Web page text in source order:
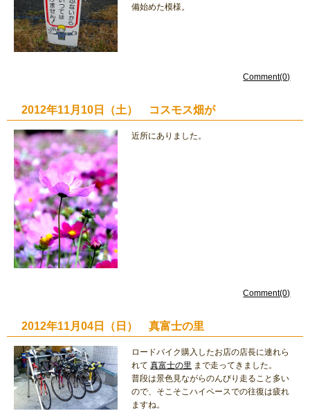
備始めた模様。
Comment(0)
2012年11月10日（土） コスモス畑が
近所にありました。
Comment(0)
2012年11月04日（日） 真富士の里
ロードバイク購入したお店の店長に連れら
れて 真富士の里 まで走ってきました。
普段は景色見ながらのんびり走ること多い
ので、そこそこハイペースでの往復は疲れ
ますね。